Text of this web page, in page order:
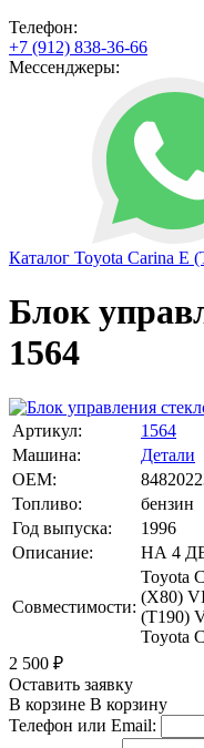
Телефон:
+7 (912) 838-36-66
Мессенджеры:
Каталог Toyota Carina E
Блок
1564
Артикул:
1564
Машина:
Детали
OEM:
Топливо:
бензин
Год выпуска:
1996
Описание:
НА 4
Совместимости:
Toyota
(X80)
(T190)
Toyota
2 500 ₽
Оставить заявку
В корзине В корзину
Телефон или Email: